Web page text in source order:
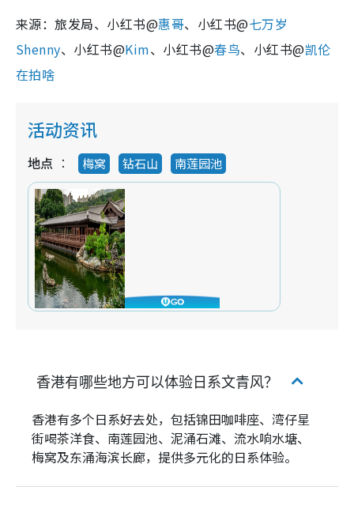
来源：旅发局、小红书@惠哥、小红书@七万岁
Shenny、小红书@Kim、小红书@春鸟、小红书@凯伦
在拍啥
活动资讯
地点 梅窝 钻石山 南莲园池
香港有哪些地方可以体验日系文青风？
香港有多个日系好去处，包括锦田咖啡座、湾仔星
街喝茶洋食、南莲园池、泥涌石滩、流水响水塘、
梅窝及东涌海滨长廊，提供多元化的日系体验。